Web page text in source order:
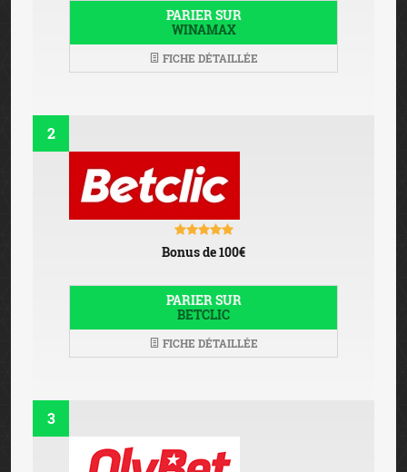
PARIER SUR
WINAMAX
FICHE DÉTAILLÉE
2
Bonus de 100€
PARIER SUR
BETCLIC
FICHE DÉTAILLÉE
3